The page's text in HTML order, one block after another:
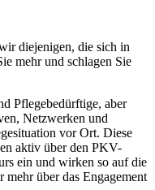
diejenigen, die sich in
mehr und schlagen Sie
Pflegebedürftige, aber
Netzwerken und
vor Ort. Diese
aktiv über den PKV-
ein und wirken so auf die
über das Engagement